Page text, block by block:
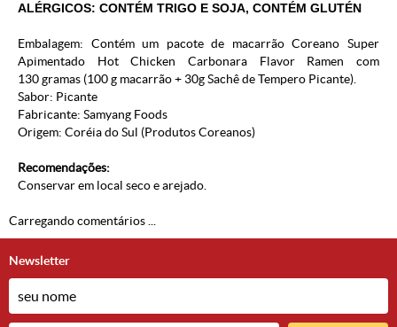
ALÉRGICOS: CONTÉM TRIGO E SOJA, CONTÉM GLUTÉN
Embalagem: Contém um pacote de macarrão Coreano Super
Apimentado Hot Chicken Carbonara Flavor Ramen com
130 gramas (100 g macarrão + 30g Sachê de Tempero Picante).
Sabor: Picante
Fabricante: Samyang Foods
Origem: Coréia do Sul (Produtos Coreanos)
Recomendações:
Conservar em local seco e arejado.
Carregando comentários ...
Newsletter